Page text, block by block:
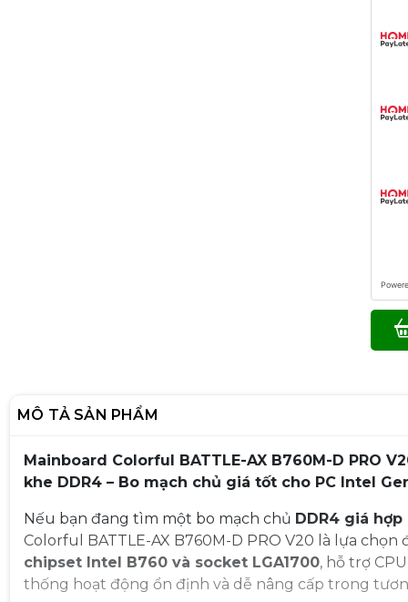
MÔ TẢ SẢN PHẨM
Mainboard Colorful BATTLE-AX B760M-D PRO
khe DDR4 – Bo mạch chủ giá tốt cho PC Intel
Nếu bạn đang tìm một bo mạch chủ DDR4 giá
Colorful BATTLE-AX B760M-D PRO V20 là lựa
chipset Intel B760 và socket LGA1700, hỗ trợ
thống hoạt động ổn định và dễ nâng cấp trong